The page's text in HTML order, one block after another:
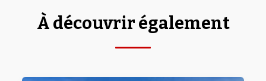
À découvrir également